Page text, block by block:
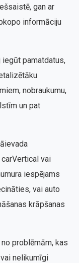
gan ar
informāciju
pamatdatus,
nobraukumu,
un pat
vai
iespējams
vai auto
krāpšanas
problēmām, kas
nelikumīgi